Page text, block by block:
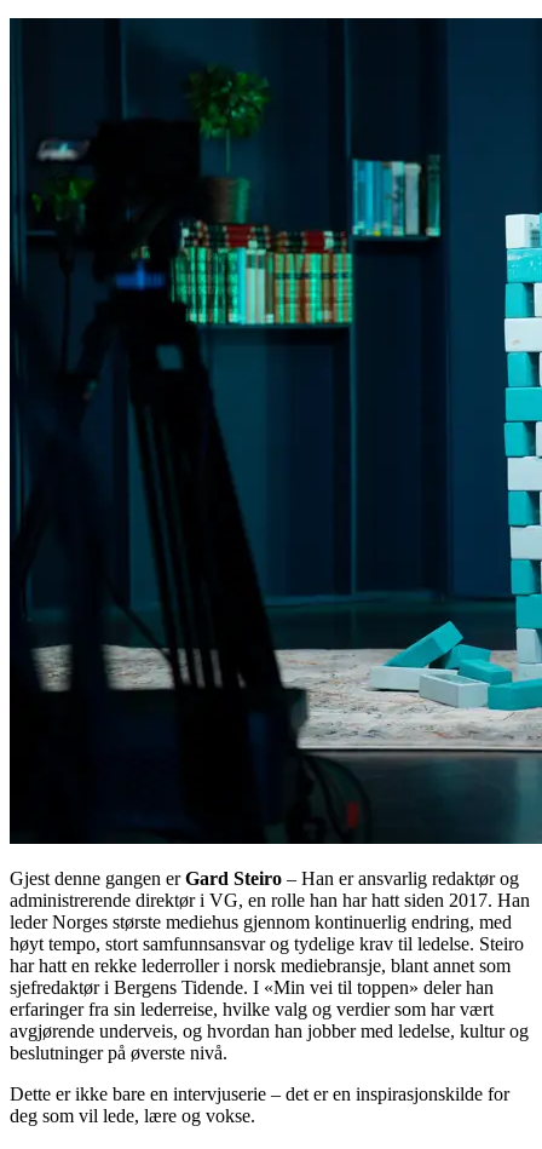
Gjest denne gangen erGard Steiro – Han er ansvarlig redaktør og
administrerende direktør i VG, en rolle han har hatt siden 2017. Han
leder Norges største mediehus gjennom kontinuerlig endring, med
høyt tempo, stort samfunnsansvar og tydelige krav til ledelse. Steiro
har hatt en rekke lederroller i norsk mediebransje, blant annet som
sjefredaktør i Bergens Tidende. I «Min vei til toppen» deler han
erfaringer fra sin lederreise, hvilke valg og verdier som har vært
avgjørende underveis, og hvordan han jobber med ledelse, kultur og
beslutninger på øverste nivå.
Dette er ikke bare en intervjuserie – det er en inspirasjonskilde for
deg som vil lede, lære og vokse.